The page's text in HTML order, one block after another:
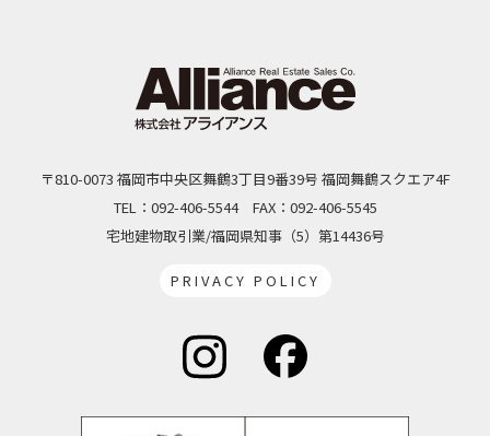
〒810-0073 福岡市中央区舞鶴3丁目9番39号 福岡舞鶴スクエア4F
TEL：092-406-5544 FAX：092-406-5545
宅地建物取引業/福岡県知事（5）第14436号
PRIVACY POLICY